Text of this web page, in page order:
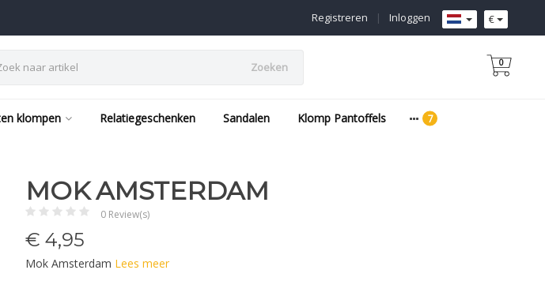
€
Inloggen
|
Registreren
Zoeken 0
klompen Relatiegeschenken Sandalen Klomp Pantoffels
MOK AMSTERDAM
0 Review(s)
€ 4,95
Mok Amsterdam Lees meer